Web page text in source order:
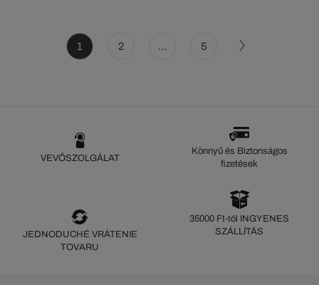
1 2 ... 5
VEVŐSZOLGÁLAT
Könnyű és Biztonságos
fizetések
JEDNODUCHÉ VRÁTENIE
TOVARU
35000 Ft-tól INGYENES
SZÁLLÍTÁS